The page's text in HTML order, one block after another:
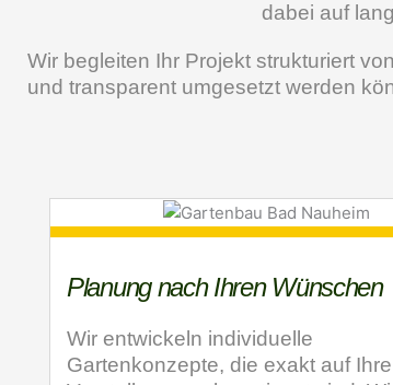
dabei auf
Wir begleiten Ihr Projekt strukturiert
und transparent umgesetzt werden
Planung nach Ihren Wünschen
Wir entwickeln individuelle
Gartenkonzepte, die exakt auf Ihre